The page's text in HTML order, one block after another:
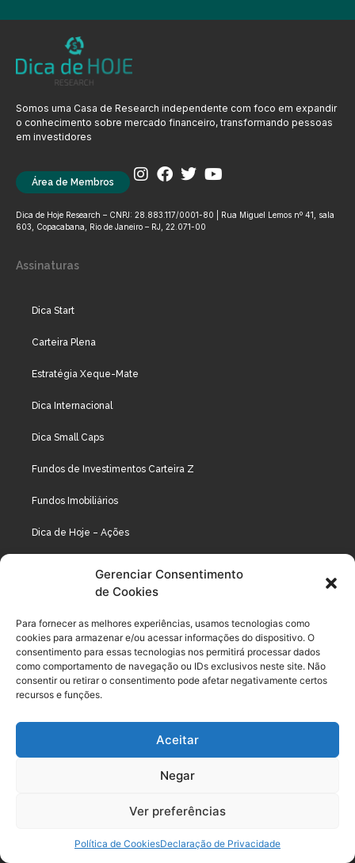
Gerenciar Consentimento
de Cookies
Para fornecer as melhores experiências, usamos tecnologias como
cookies para armazenar e/ou acessar informações do dispositivo. O
consentimento para essas tecnologias nos permitirá processar dados
como comportamento de navegação ou IDs exclusivos neste site. Não
consentir ou retirar o consentimento pode afetar negativamente certos
recursos e funções.
Aceitar
Negar
Ver preferências
Política de CookiesDeclaração de Privacidade
Somos uma Casa de Research independente com foco em expandir
o conhecimento sobre mercado financeiro, transformando pessoas
em investidores
Área de Membros
Dica de Hoje Research – CNPJ: 28.883.117/0001-80 | Rua Miguel Lemos nº 41, sala
603, Copacabana, Rio de Janeiro – RJ, 22.071-00
Assinaturas
Dica Start
Carteira Plena
Estratégia Xeque-Mate
Dica Internacional
Dica Small Caps
Fundos de Investimentos Carteira Z
Fundos Imobiliários
Dica de Hoje – Ações
Comunidade Plena
Renda Total
Cursos
Dominando Fundos Imobiliários
Geração de Renda com Investimentos
Mentoria Análise Fundamentalista